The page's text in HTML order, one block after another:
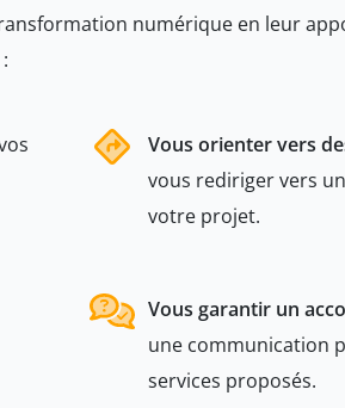
numérique en leur
Vous orienter vers
vous rediriger vers
votre projet.
Vous garantir un
une communication
services proposés.